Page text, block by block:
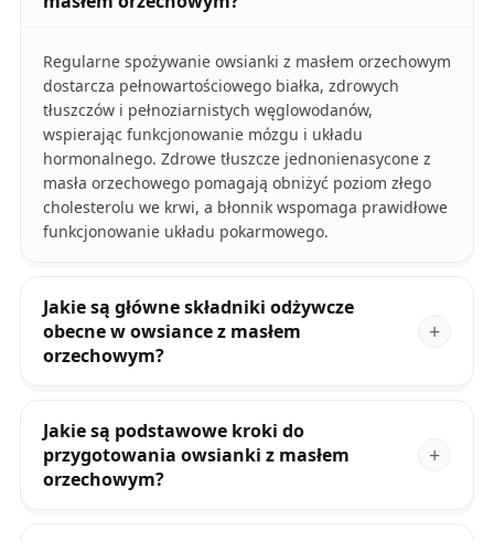
Regularne spożywanie owsianki z masłem orzechowym
dostarcza pełnowartościowego białka, zdrowych
tłuszczów i pełnoziarnistych węglowodanów,
wspierając funkcjonowanie mózgu i układu
hormonalnego. Zdrowe tłuszcze jednonienasycone z
masła orzechowego pomagają obniżyć poziom złego
cholesterolu we krwi, a błonnik wspomaga prawidłowe
funkcjonowanie układu pokarmowego.
Jakie są główne składniki odżywcze
obecne w owsiance z masłem
orzechowym?
Jakie są podstawowe kroki do
przygotowania owsianki z masłem
orzechowym?